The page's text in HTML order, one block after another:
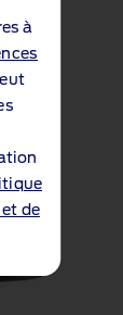
à
de